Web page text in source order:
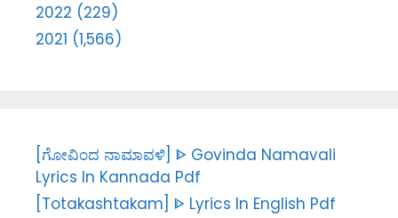
2022 (229)
2021 (1,566)
[ಗೋವಿಂದ ನಾಮಾವಳಿ] ᐈ Govinda Namavali
Lyrics In Kannada Pdf
[Totakashtakam] ᐈ Lyrics In English Pdf